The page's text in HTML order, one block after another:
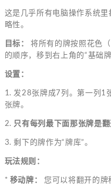
这是几乎所有电脑操作系统
略性。
目标：
将所有的牌按照花色
的顺序，移到右上角的“基础牌
设置：
1. 发28张牌成7列。第一列1
张牌。
2. 只有每列最下面那张牌是翻
3. 剩下的牌作为“牌库”。
玩法规则：
* 移动牌： 您可以将翻开的